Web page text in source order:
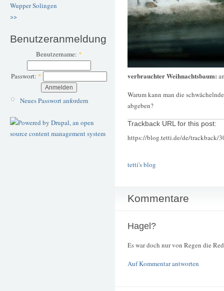
WupperSolingen
>>
Benutzeranmeldung
Benutzername: *
Passwort: *
Neues Passwort anfordern
verbrauchter Weihnachtsbaum:
Warum kann man die
abgeben?
Trackback URL for this post:
https://blog.tetti.de/de/trackback/
tetti's blog
Kommentare
Hagel?
Es war doch nur von Regen die
Auf Kommentar antworten